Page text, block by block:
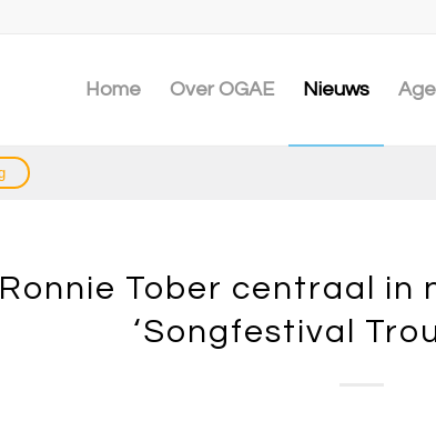
Home Over OGAE Nieuws
Ronnie Tober centraal in
‘Songfestival